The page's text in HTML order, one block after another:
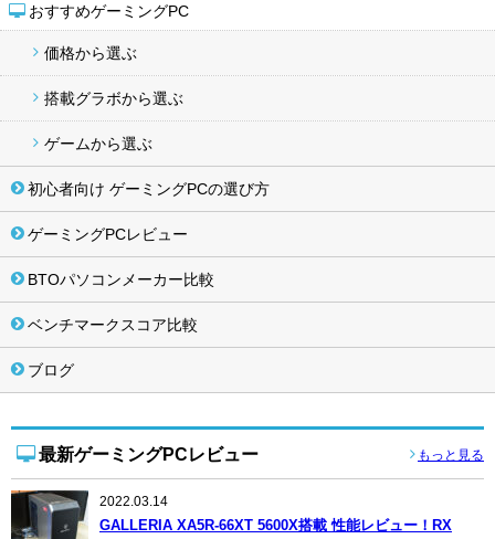
おすすめゲーミングPC
価格から選ぶ
搭載グラボから選ぶ
ゲームから選ぶ
初心者向け ゲーミングPCの選び方
ゲーミングPCレビュー
BTOパソコンメーカー比較
ベンチマークスコア比較
ブログ
最新ゲーミングPCレビュー もっと見る
2022.03.14
GALLERIA XA5R-66XT 5600X搭載 性能レビュー！RX